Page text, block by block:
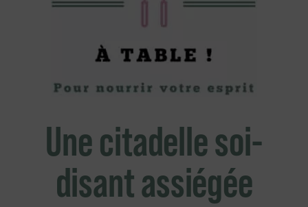
Une citadelle soi-
disant assiégée